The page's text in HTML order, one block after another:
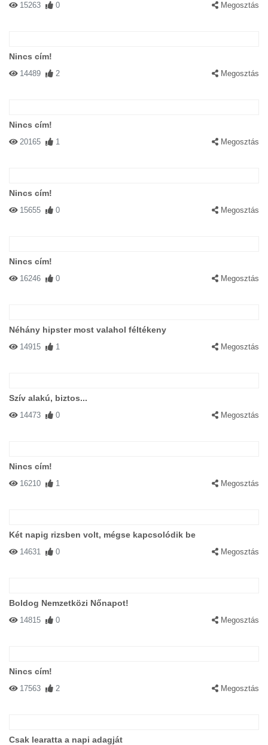
15263 0 Megosztás
Nincs cím!
14489 2 Megosztás
Nincs cím!
20165 1 Megosztás
Nincs cím!
15655 0 Megosztás
Nincs cím!
16246 0 Megosztás
Néhány hipster most valahol féltékeny
14915 1 Megosztás
Szív alakú, biztos...
14473 0 Megosztás
Nincs cím!
16210 1 Megosztás
Két napig rizsben volt, mégse kapcsolódik be
14631 0 Megosztás
Boldog Nemzetközi Nőnapot!
14815 0 Megosztás
Nincs cím!
17563 2 Megosztás
Csak learatta a napi adagját